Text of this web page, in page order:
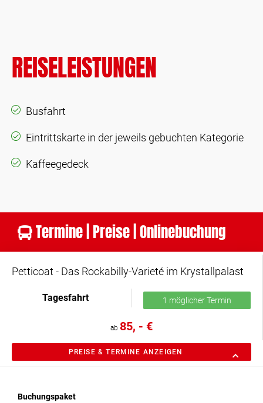
REISELEISTUNGEN
Busfahrt
Eintrittskarte in der jeweils gebuchten Kategorie
Kaffeegedeck
Termine | Preise | Onlinebuchung
Petticoat - Das Rockabilly-Varieté im Krystallpalast
Tagesfahrt 1 möglicher Termin
ab 85, - €
PREISE & TERMINE ANZEIGEN
Buchungspaket